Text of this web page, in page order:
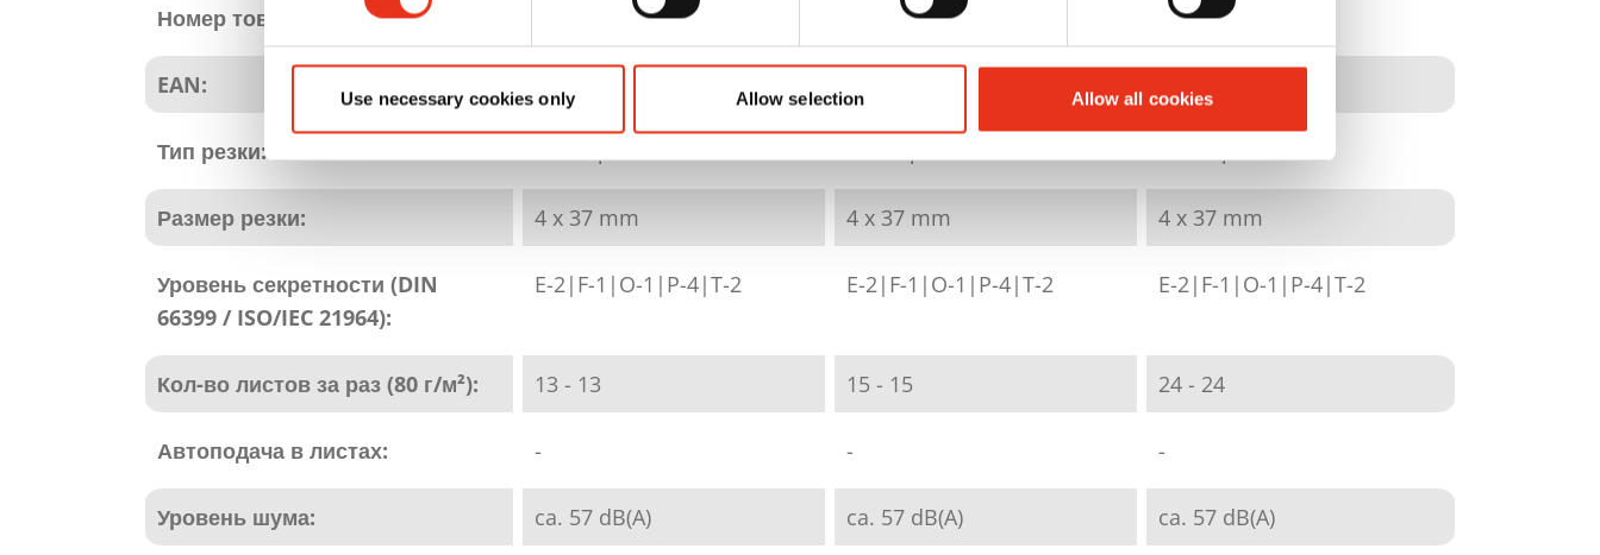
Use necessary cookies only Allow selection Allow all cookies
продукта
Номер товара: 1030121 1039111
EAN: 4026631057745 4026631083065
Тип резки:
Размер резки: 4 x 37 mm 4 x 37 mm 4 x 37 mm
Уровень секретности (DIN
66399 / ISO/IEC 21964):
E-2|F-1|O-1|P-4|T-2 E-2|F-1|O-1|P-4|T-2 E-2|F-1|O-1|P-4|T-2
Кол-во листов за раз (80 г/м²): 13 - 13 15 - 15 24 - 24
Автоподача в листах: - - -
Уровень шума: ca. 57 dB(A) ca. 57 dB(A) ca. 57 dB(A)